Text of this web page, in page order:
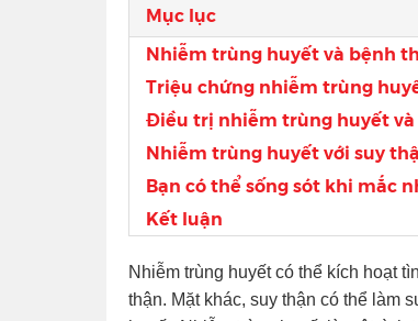
Mục lục
Nhiễm trùng huyết và bệnh
Triệu chứng nhiễm trùng
Điều trị nhiễm trùng huyết
Nhiễm trùng huyết với suy
Bạn có thể sống sót khi mắc
Kết luận
Nhiễm trùng huyết có thể kích hoạt
thận. Mặt khác, suy thận có thể làm